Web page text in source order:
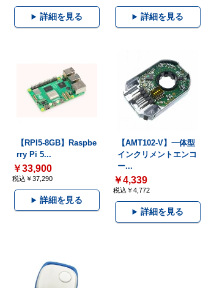
詳細を見る 詳細を見る
【RPI5-8GB】Raspbe
rry Pi 5...
￥33,900
税込￥37,290
詳細を見る
【AMT102-V】一体型
インクリメントエンコ
ー...
￥4,339
税込￥4,772
詳細を見る